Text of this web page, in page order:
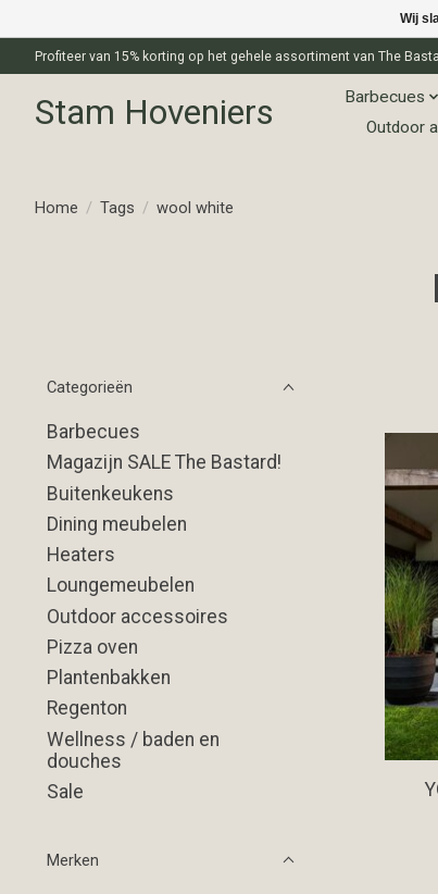
Profiteer van 15% korting op het gehele assortiment van The
Stam Hoveniers Barbecues
Outdoor
Home / Tags / wool white
Categorieën
Barbecues
Magazijn SALE The Bastard!
Buitenkeukens
Dining meubelen
Heaters
Loungemeubelen
Outdoor accessoires
Pizza oven
Plantenbakken
Regenton
Wellness / baden en
douches
Sale
Merken
Wij